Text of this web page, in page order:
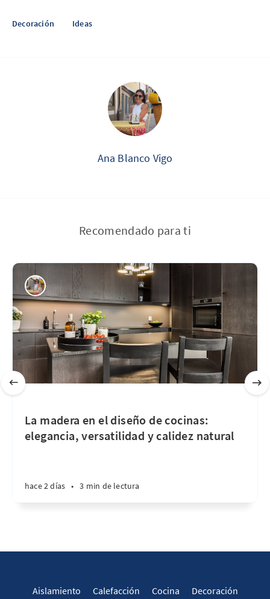
Decoración Ideas
Ana Blanco Vigo
Recomendado para ti
La madera en el diseño de cocinas:
elegancia, versatilidad y calidez natural
hace 2 días • 3 min de lectura
Aislamiento Calefacción Cocina Decoración